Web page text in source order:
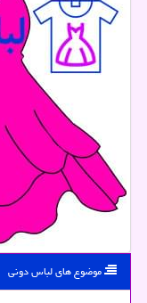
موضوع های لباس دونی